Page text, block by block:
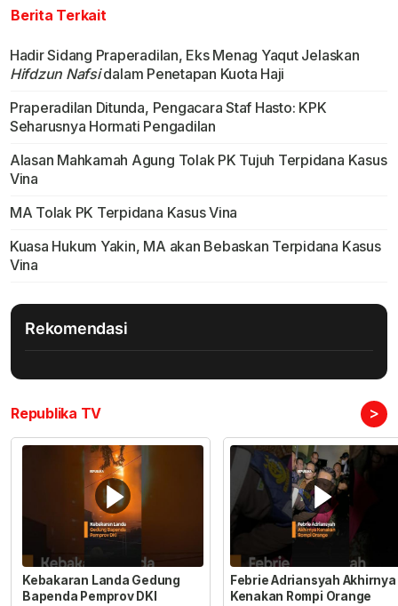
Berita Terkait
Hadir Sidang Praperadilan, Eks Menag Yaqut Jelaskan
Hifdzun Nafsidalam Penetapan Kuota Haji
Praperadilan Ditunda, Pengacara Staf Hasto: KPK
Seharusnya Hormati Pengadilan
Alasan Mahkamah Agung Tolak PK Tujuh Terpidana Kasus
Vina
MA Tolak PK Terpidana Kasus Vina
Kuasa Hukum Yakin, MA akan Bebaskan Terpidana Kasus
Vina
Rekomendasi
Republika TV >
Kebakaran Landa Gedung
Bapenda Pemprov DKI
Febrie Adriansyah Akhirnya
Kenakan Rompi Orange